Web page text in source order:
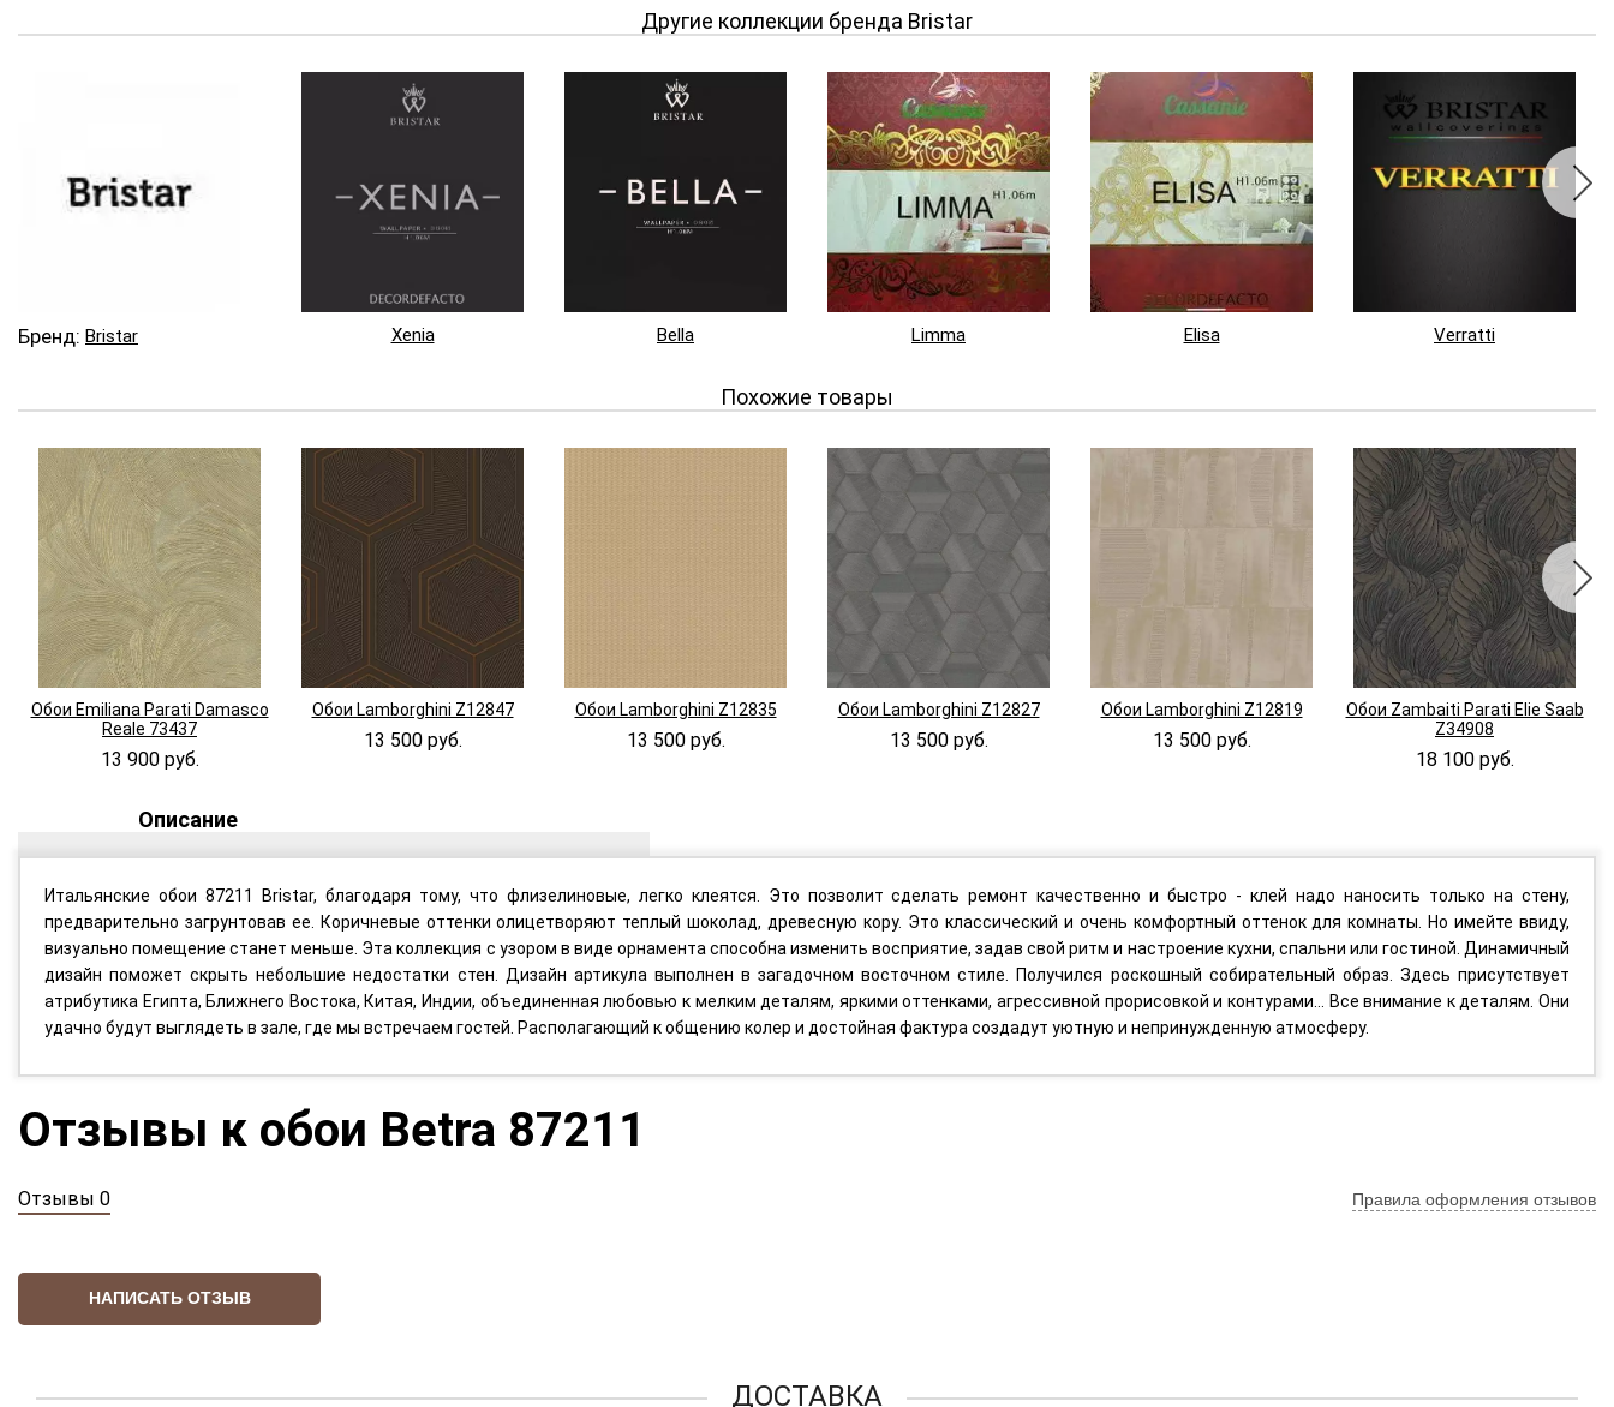
Другие коллекции бренда Bristar
Бренд: Bristar Xenia Bella Limma Elisa Verratti
Похожие товары
Обои Emiliana Parati Damasco
Reale 73437
13 900 руб.
Обои Lamborghini Z12847
13 500 руб.
Обои Lamborghini Z12835
13 500 руб.
Обои Lamborghini Z12827
13 500 руб.
Обои Lamborghini Z12819
13 500 руб.
Обои Zambaiti Parati Elie Saab
Z34908
18 100 руб.
Описание
Итальянские обои 87211 Bristar, благодаря тому, что флизелиновые, легко клеятся. Это позволит сделать ремонт качественно и быстро - клей надо наносить только на стену,
предварительно загрунтовав ее. Коричневые оттенки олицетворяют теплый шоколад, древесную кору. Это классический и очень комфортный оттенок для комнаты. Но имейте ввиду,
визуально помещение станет меньше. Эта коллекция с узором в виде орнамента способна изменить восприятие, задав свой ритм и настроение кухни, спальни или гостиной. Динамичный
дизайн поможет скрыть небольшие недостатки стен. Дизайн артикула выполнен в загадочном восточном стиле. Получился роскошный собирательный образ. Здесь присутствует
атрибутика Египта, Ближнего Востока, Китая, Индии, объединенная любовью к мелким деталям, яркими оттенками, агрессивной прорисовкой и контурами... Все внимание к деталям. Они
удачно будут выглядеть в зале, где мы встречаем гостей. Располагающий к общению колер и достойная фактура создадут уютную и непринужденную атмосферу.
Отзывы к обои Betra 87211
Отзывы 0 Правила оформления отзывов
НАПИСАТЬ ОТЗЫВ
ДОСТАВКА